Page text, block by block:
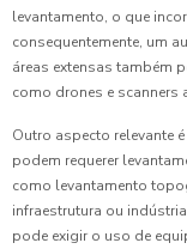
levantamento, o que
consequentemente, um
áreas extensas também
como drones e scanners
Outro aspecto relevante é
podem requerer
como levantamento
infraestrutura ou
pode exigir o uso de